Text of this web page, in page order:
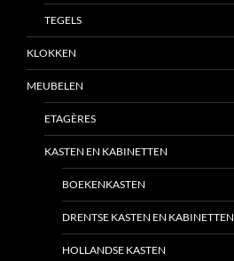
TEGELS
KLOKKEN
MEUBELEN
ETAGÈRES
KASTEN EN KABINETTEN
BOEKENKASTEN
DRENTSE KASTEN EN KABINETTEN
HOLLANDSE KASTEN